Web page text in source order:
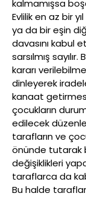
kalmamışsa
Evlilik en az bir
ya da bir eşin
davasını kabul
sarsılmış
kararı
dinleyerek
kanaat
çocukların
edilecek
tarafların ve
önünde tutarak
değişiklikleri
taraflarca da
Bu halde